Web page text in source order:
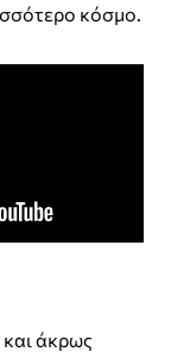
κόσμο.
άκρως